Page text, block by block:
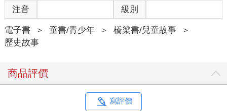
注音 級別
電子書 ＞ 童書/青少年 ＞ 橋梁書/兒童故事
＞
歷史故事
商品評價
寫評價